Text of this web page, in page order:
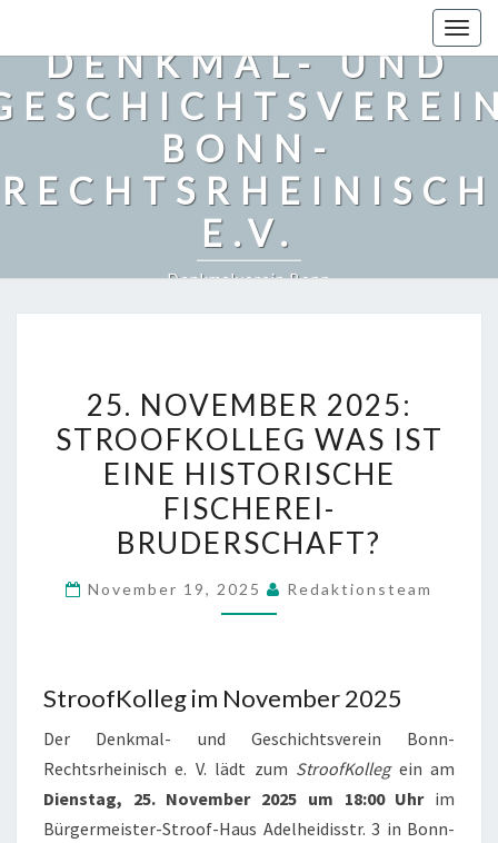
DENKMAL- UND
BONN-
RECHTSRHEINISCH
E.V.
Denkmalverein Bonn
5
N
O
V
E
M
B
2
0
2
5
:
25. NOVEMBER 2025:
STROOFKOLLEG WAS IST
EINE HISTORISCHE
FISCHEREI-
BRUDERSCHAFT?
November 19, 2025 Redaktionsteam
StroofKolleg im November 2025
Der Denkmal- und Geschichtsverein Bonn-
Rechtsrheinisch e. V. lädt zum StroofKollegein am
Dienstag, 25. November 2025 um 18:00 Uhrim
Bürgermeister-Stroof-Haus Adelheidisstr. 3 in Bonn-